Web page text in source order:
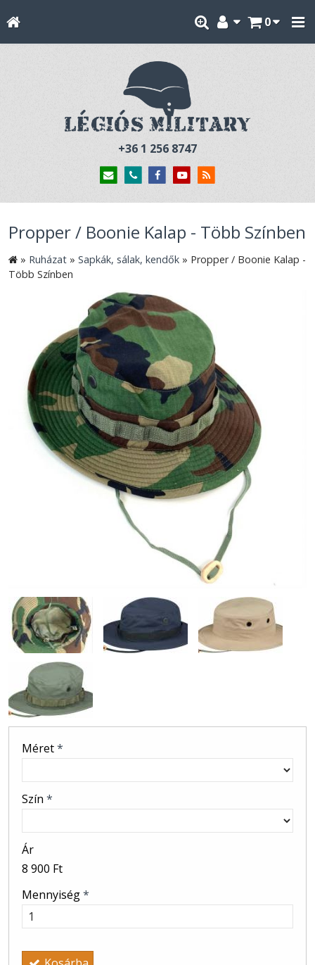
0
+36 1 256 8747
Propper / Boonie Kalap - Több Színben
» Ruházat » Sapkák, sálak, kendők » Propper / Boonie Kalap -
Több Színben
Méret*
Szín *
Ár
8 900 Ft
Mennyiség*